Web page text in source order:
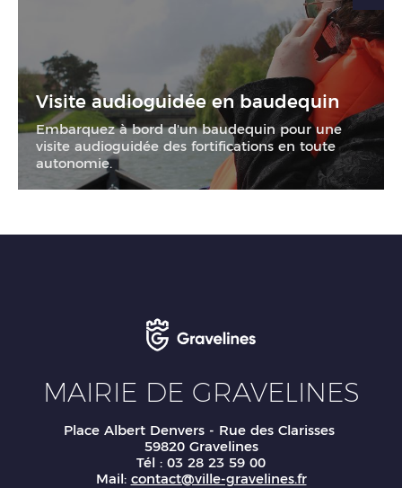
Visite audioguidée en baudequin
Embarquez à bord d'un baudequin pour une
visite audioguidée des fortifications en toute
autonomie.
MAIRIE DE GRAVELINES
Place Albert Denvers - Rue des Clarisses
59820 Gravelines
Tél : 03 28 23 59 00
Mail: contact@ville-gravelines.fr